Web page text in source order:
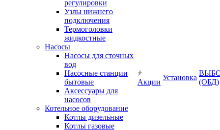
регулировки
Узлы нижнего
подключения
Термоголовки
жидкостные
Насосы
Насосы для сточных
вод
Насосные станции
бытовые
Аксессуары для
насосов
Котельное оборудование
Котлы дизельные
Котлы газовые
Акции
Установка
(ОБД)